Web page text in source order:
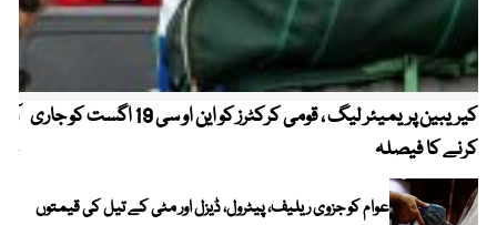
کیریبین پریمیئر لیگ ، قومی کرکٹرز کو این او سی 19 اگست کو جاری
کرنے کا فیصلہ
عوام کو جزوی ریلیف، پیٹرول، ڈیزل اور مٹی کے تیل کی قیمتوں